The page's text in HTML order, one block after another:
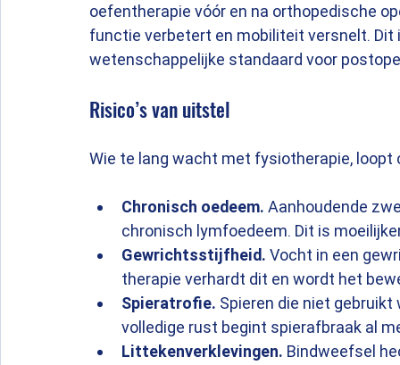
oefentherapie vóór en na orthopedische
functie verbetert en mobiliteit versnelt. Dit
wetenschappelijke standaard voor
Risico’s van uitstel
Wie te lang wacht met fysiotherapie, loopt
Chronisch oedeem. Aanhoudende
chronisch lymfoedeem. Dit is
Gewrichtsstijfheid. Vocht in een
therapie verhardt dit en wordt het
Spieratrofie. Spieren die niet
volledige rust begint spierafbraak al
Littekenverklevingen. Bindweefsel